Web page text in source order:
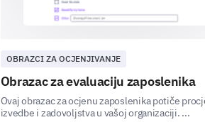
Cijenimo vaš balans
Osiguravanje zdravog balansa
blagostanje. Pogledajmo kako vas
Kako biste ocijenili svoj
OBRAZCI ZA OCJENJIVANJE
Obrazac za evaluaciju zaposlenika
Ovaj obrazac za ocjenu zaposlenika potiče
izvedbe i zadovoljstva u vašoj organizaciji. ...